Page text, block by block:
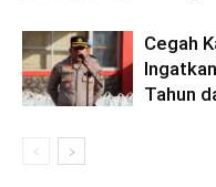
Cegah
Tahun